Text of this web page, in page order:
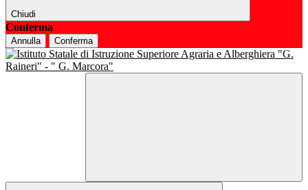
Chiudi
Conferma
Annulla Conferma